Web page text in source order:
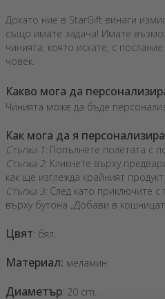
Докато ние в StarGift винаги
също имате задача! Имате
чинията, която искате, с
човек.
Какво мога да
Чинията може да бъде
Как мога да я
Стъпка 1:Попълнете полетата с
Стъпка 2: Кликнете върху
как ще изглежда крайният продукт
Стъпка 3:След като приключите с
върху бутона „Добави в
Цвят: бял.
Материал: меламин.
Диаметър: 20 cm.